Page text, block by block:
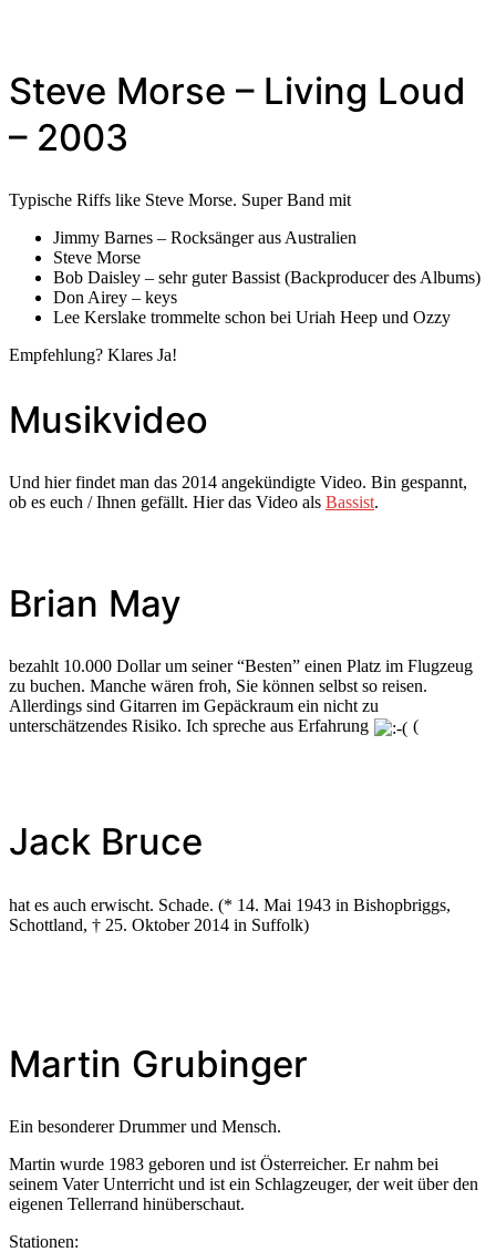
Steve Morse – Living Loud
– 2003
Typische Riffs like Steve Morse. Super Band mit
Jimmy Barnes – Rocksänger aus Australien
Steve Morse
Bob Daisley – sehr guter Bassist (Backproducer des Albums)
Don Airey – keys
Lee Kerslake trommelte schon bei Uriah Heep und Ozzy
Empfehlung? Klares Ja!
Musikvideo
Und hier findet man das 2014 angekündigte Video. Bin gespannt,
ob es euch / Ihnen gefällt. Hier das Video als Bassist.
Brian May
bezahlt 10.000 Dollar um seiner “Besten” einen Platz im Flugzeug
zu buchen. Manche wären froh, Sie können selbst so reisen.
Allerdings sind Gitarren im Gepäckraum ein nicht zu
unterschätzendes Risiko. Ich spreche aus Erfahrung
(
Jack Bruce
hat es auch erwischt. Schade. (* 14. Mai 1943 in Bishopbriggs,
Schottland, † 25. Oktober 2014 in Suffolk)
Martin Grubinger
Ein besonderer Drummer und Mensch.
Martin wurde 1983 geboren und ist Österreicher. Er nahm bei
seinem Vater Unterricht und ist ein Schlagzeuger, der weit über den
eigenen Tellerrand hinüberschaut.
Stationen: